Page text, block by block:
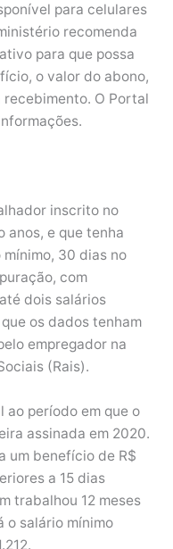
para celulares
recomenda
para que possa
o valor do abono,
O Portal
inscrito no
anos, e que tenha
30 dias no
com
dois salários
os dados tenham
empregador na
(Rais).
ao período em que o
assinada em 2020.
um benefício de R$
a 15 dias
trabalhou 12 meses
o salário mínimo